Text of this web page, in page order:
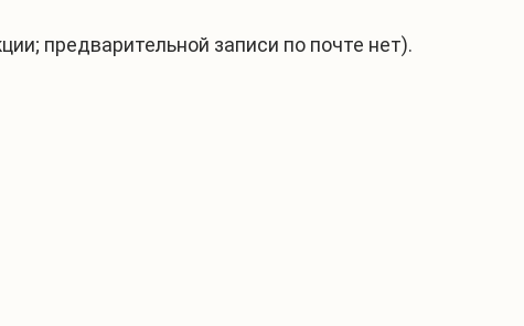
предварительной записи по почте нет).